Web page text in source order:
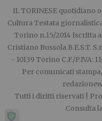
IL TORINESE quotidiano
Cultura Testata
Torino n.15/2014 Iscritta
Cristiano Bussola B.E.S.T.
- 10139 Torino C.F./P.IVA:
Per comunicati
Tutti i diritti riservati |
Consulta la